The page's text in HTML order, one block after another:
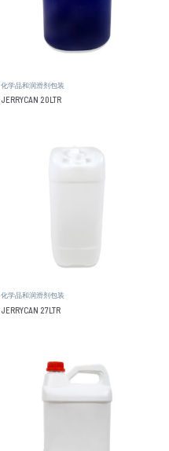
化学品和润滑剂包装
JERRYCAN 20LTR
化学品和润滑剂包装
JERRYCAN 27LTR